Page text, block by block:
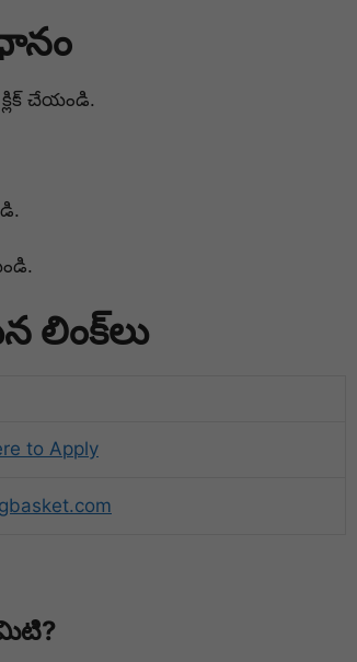
చేయండి.
లింక్‌లు
to Apply